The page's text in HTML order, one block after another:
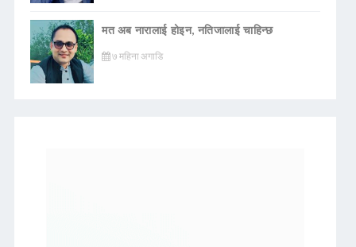
मत अब नारालाई होइन, नतिजालाई चाहिन्छ
७ महिना अगाडि